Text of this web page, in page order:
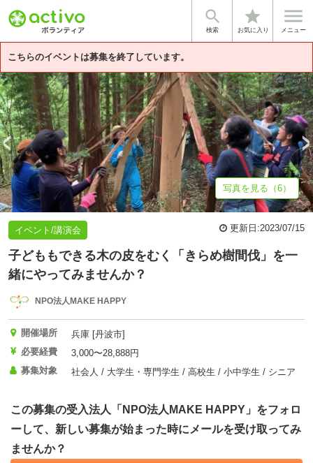

検索
star
お気に入り

メニュー
こちらのイベントは募集を終了しています。
基本情報 募集詳細 法人情報
写真を見る（6）
イベント/講演会 更新日:2023/07/15
子どももできる木の皮をむく「きらめ樹間伐」を一
緒にやってみませんか？
NPO法人MAKE HAPPY
開催場所
兵庫 [丹波市]
必要経費
3,000〜28,888円
募集対象
社会人 / 大学生・専門学生 / 高校生 / 小中学生 / シニア
この募集の受入法人「NPO法人MAKE HAPPY」をフォロ
ーして、新しい募集が始まった時にメールを受け取ってみ
ませんか？